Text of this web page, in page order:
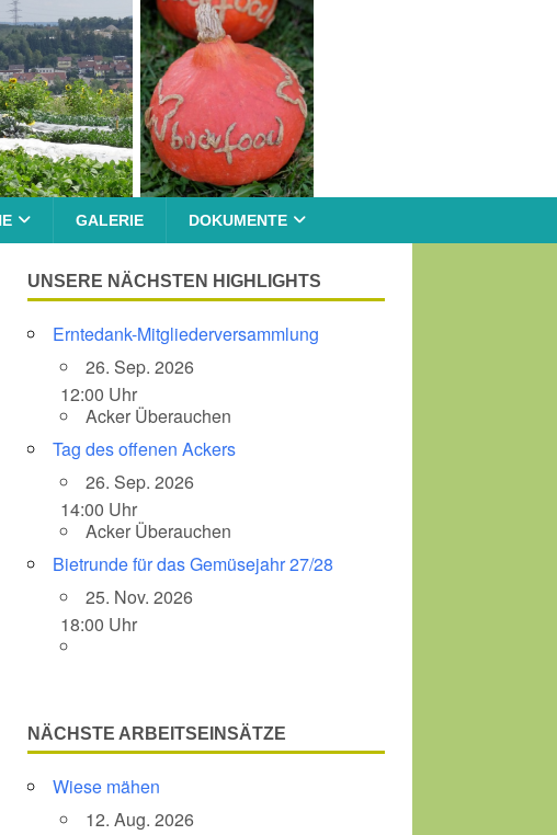
GALERIE DOKUMENTE
Office 365
UNSERE NÄCHSTEN HIGHLIGHTS
Erntedank-Mitgliederversammlung
26. Sep. 2026
12:00 Uhr
Acker Überauchen
Tag des offenen Ackers
26. Sep. 2026
14:00 Uhr
Acker Überauchen
Bietrunde für das Gemüsejahr 27/28
25. Nov. 2026
18:00 Uhr
NÄCHSTE ARBEITSEINSÄTZE
Wiese mähen
12. Aug. 2026